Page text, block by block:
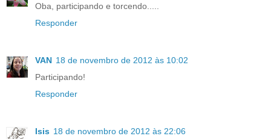
Oba, participando e torcendo.....
Responder
VAN 18 de novembro de 2012 às 10:02
Participando!
Responder
Isis 18 de novembro de 2012 às 22:06